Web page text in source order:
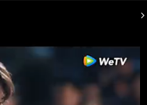
arrow_forward_ios